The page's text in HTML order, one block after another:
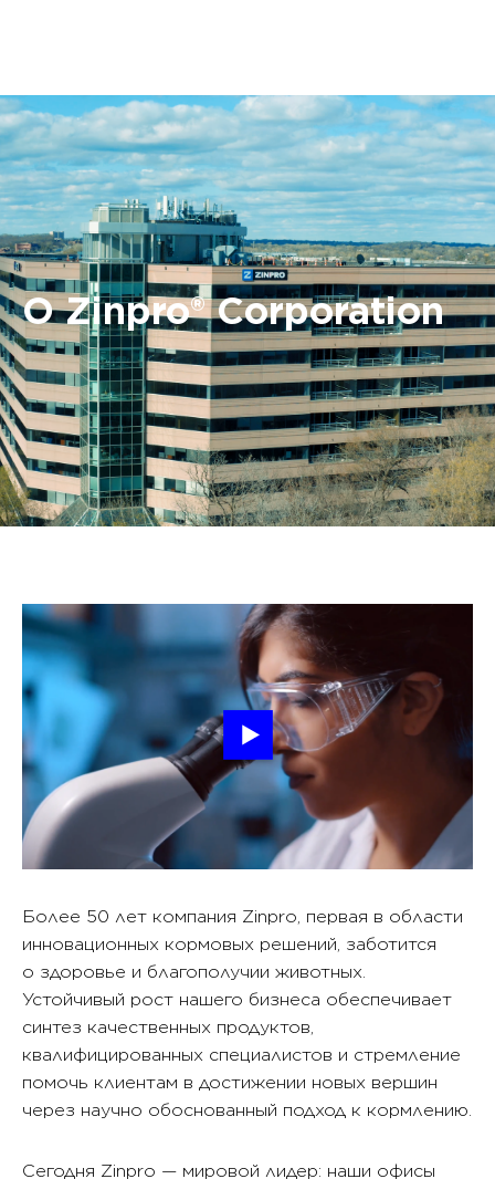
О Zinpro® Corporation
Более 50 лет компания Zinpro, первая в области
инновационных кормовых решений, заботится
о здоровье и благополучии животных.
Устойчивый рост нашего бизнеса обеспечивает
синтез качественных продуктов,
квалифицированных специалистов и стремление
помочь клиентам в достижении новых вершин
через научно обоснованный подход к кормлению.
Сегодня Zinpro — мировой лидер: наши офисы